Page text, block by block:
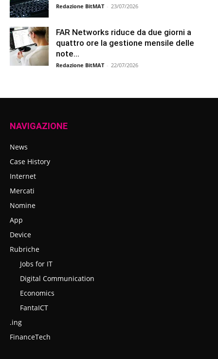
Redazione BitMAT - 23/07/2026
FAR Networks riduce da due giorni a
quattro ore la gestione mensile delle
note...
Redazione BitMAT - 22/07/2026
NAVIGAZIONE
News
Case History
Internet
Mercati
Nomine
App
Device
Rubriche
Jobs for IT
Digital Communication
Economics
FantaICT
.ing
FinanceTech